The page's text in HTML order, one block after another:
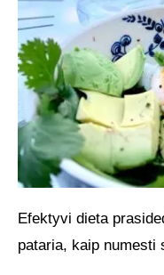
Efektyvi dieta
pataria, kaip numesti